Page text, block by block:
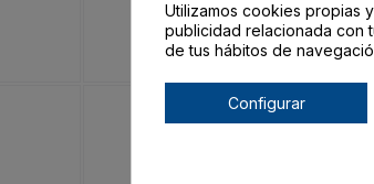
Utilizamos cookies propias
publicidad relacionada con
de tus hábitos de
Configurar